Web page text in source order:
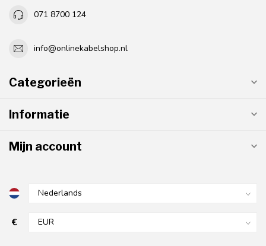
071 8700 124
info@onlinekabelshop.nl
Categorieën
Informatie
Mijn account
€